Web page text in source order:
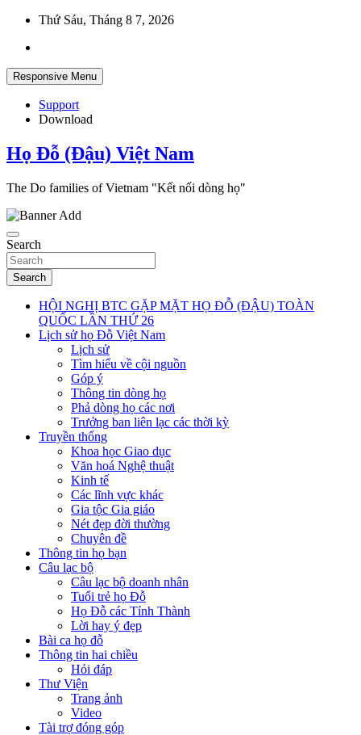
Skip
content
Thứ Sáu, Tháng 8 7, 2026
Responsive Menu
Support
Download
Họ Đỗ (Đậu) Việt Nam
The Do families of Vietnam "Kết nối dòng họ"
Search
Search
HỘI NGHỊ BTC GẶP MẶT HỌ ĐỖ (ĐẬU) TOÀN
QUỐC LẦN THỨ 26
Lịch sử họ Đỗ Việt Nam
Lịch sử
Tìm hiểu về cội nguồn
Góp ý
Thông tin dòng họ
Phả dòng họ các nơi
Trưởng ban liên lạc các thời kỳ
Truyền thống
Khoa học Giao dục
Văn hoá Nghệ thuật
Kinh tế
Các lĩnh vực khác
Gia tộc Gia giáo
Nét đẹp đời thường
Chuyên đề
Thông tin họ bạn
Câu lạc bộ
Câu lạc bộ doanh nhân
Tuổi trẻ họ Đỗ
Họ Đỗ các Tỉnh Thành
Lời hay ý đẹp
Bài ca họ đỗ
Thông tin hai chiều
Hỏi đáp
Thư Viện
Trang ảnh
Video
Tài trợ đóng góp